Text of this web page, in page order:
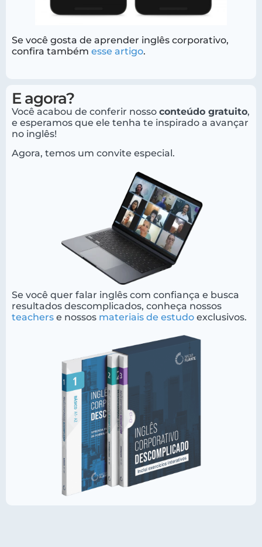
Se você gosta de aprender inglês corporativo,
confira também esse artigo.
E agora?
Você acabou de conferir nosso conteúdo gratuito,
e esperamos que ele tenha te inspirado a avançar
no inglês!
Agora, temos um convite especial.
Se você quer falar inglês com confiança e busca
resultados descomplicados, conheça nossos
teachers e nossos materiais de estudo exclusivos.